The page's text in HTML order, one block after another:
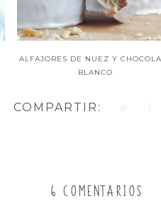
ALFAJORES DE NUEZ Y
BLANCO
COMPARTIR:
6 COMENTARIOS